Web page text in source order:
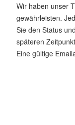
Wir haben unser
gewährleisten.
Sie den Status
späteren
Eine gültige